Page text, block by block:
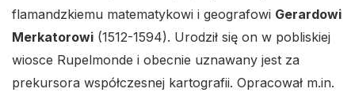
flamandzkiemu matematykowi i geografowi Gerardowi
Merkatorowi (1512-1594). Urodził się on w pobliskiej
wiosce Rupelmonde i obecnie uznawany jest za
prekursora współczesnej kartografii. Opracował m.in.